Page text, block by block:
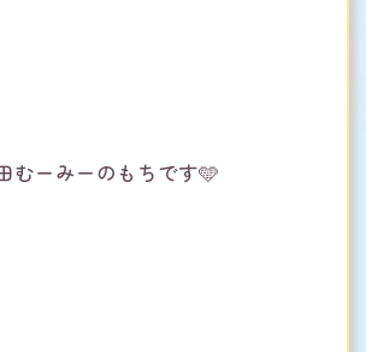
むーみーのもちです🩵